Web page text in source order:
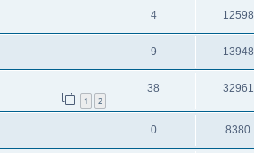
4 12598
9 13948
1 2
38 32961
0 8380